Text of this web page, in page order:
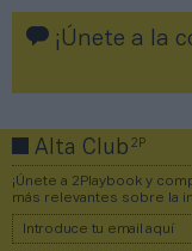
¡Únete a la
Alta Club2P
¡Únete a 2Playbook y
más relevantes sobre la